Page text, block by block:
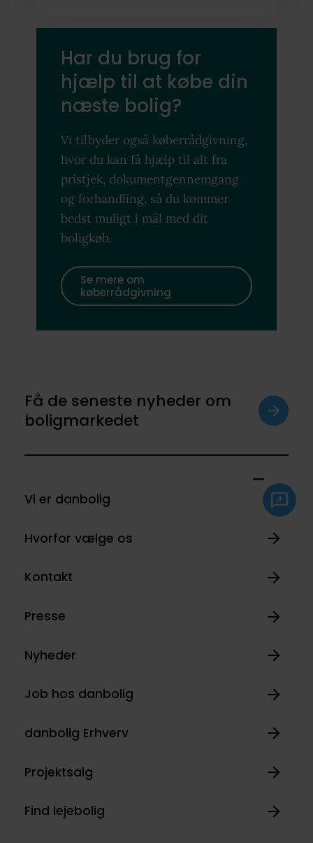
Har du brug for
hjælp til at købe din
næste bolig?
Vi tilbyder også køberrådgivning,
hvor du kan få hjælp til alt fra
pristjek, dokumentgennemgang
og forhandling, så du kommer
bedst muligt i mål med dit
boligkøb.
Se mere om
køberrådgivning
Få de seneste nyheder om
boligmarkedet
Vi er danbolig
Hvorfor vælge os
Kontakt
Presse
Nyheder
Job hos danbolig
danbolig Erhverv
Projektsalg
Find lejebolig